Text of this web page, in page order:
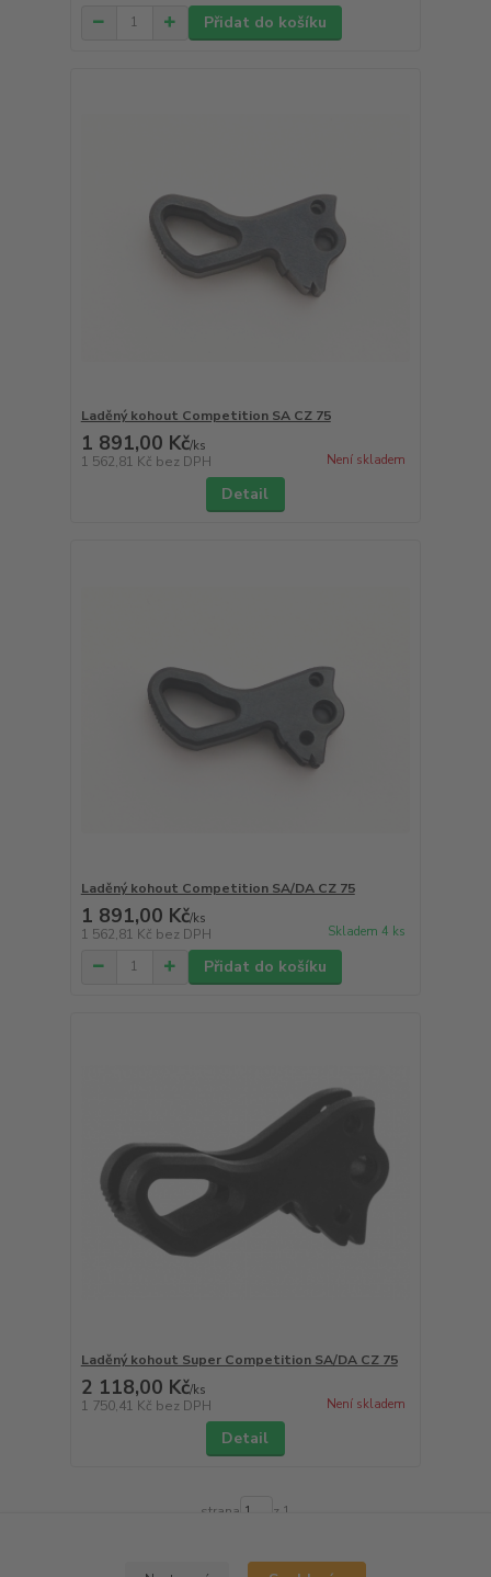
Přidat do košíku
Laděný kohout Competition SA CZ 75
1 891,00 Kč/ks
1 562,81 Kč bez DPH Není skladem
Detail
Laděný kohout Competition SA/DA CZ 75
1 891,00 Kč/ks
1 562,81 Kč bez DPH Skladem 4 ks
Přidat do košíku
Laděný kohout Super Competition SA/DA CZ 75
2 118,00 Kč/ks
1 750,41 Kč bez DPH Není skladem
Detail
strana z 1